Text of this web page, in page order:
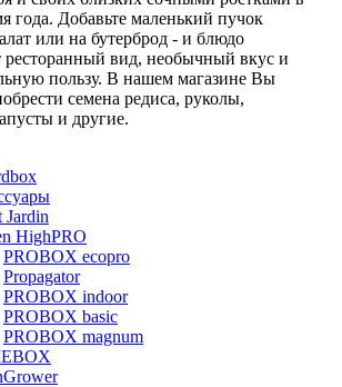
года. Добавьте маленький пучок
или на бутерброд - и блюдо
ресторанный вид, необычный вкус и
пользу. В нашем магазине Вы
семена редиса, руколы,
и другие.
Jardin
HighPRO
PROBOX ecopro
Propagator
PROBOX indoor
PROBOX basic
PROBOX magnum